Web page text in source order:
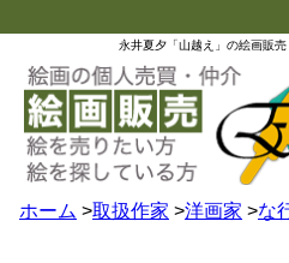
永井夏夕「山越え」の絵画販
ホーム >取扱作家 >洋画家 >な